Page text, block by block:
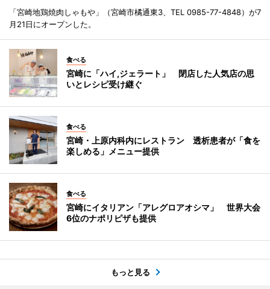
「宮崎地鶏焼肉しゃもや」（宮崎市橘通東3、TEL 0985-77-4848）が7
月21日にオープンした。
食べる
宮崎に「ハイ,ジェラート」 閉店した人気店の思
いとレシピ受け継ぐ
食べる
宮崎・上原内科内にレストラン 透析患者が「食を
楽しめる」メニュー提供
食べる
宮崎にイタリアン「アレグロアオシマ」 世界大会
6位のナポリピザも提供
もっと見る